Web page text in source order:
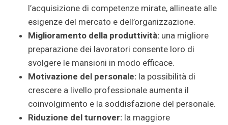
l’acquisizione di competenze mirate, allineate alle
esigenze del mercato e dell’organizzazione.
Miglioramento della produttività: una migliore
preparazione dei lavoratori consente loro di
svolgere le mansioni in modo efficace.
Motivazione del personale: la possibilità di
crescere a livello professionale aumenta il
coinvolgimento e la soddisfazione del personale.
Riduzione del turnover: la maggiore